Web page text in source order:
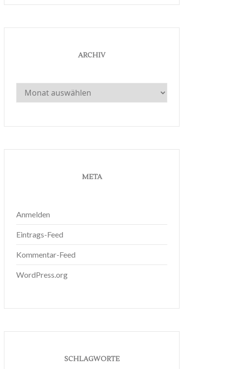
ARCHIV
Archiv
META
Anmelden
Eintrags-Feed
Kommentar-Feed
WordPress.org
SCHLAGWORTE